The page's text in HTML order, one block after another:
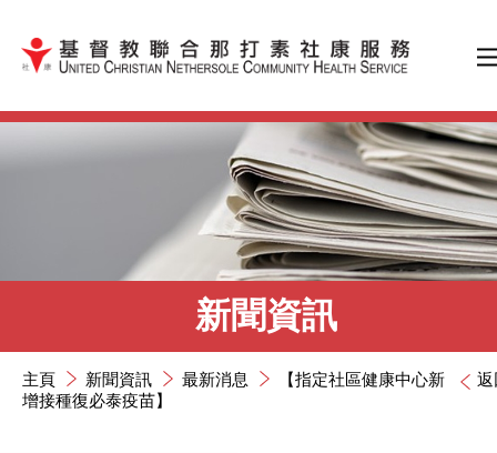
跳到內容（按輸入鍵）
新聞資訊
返
主頁 新聞資訊 最新消息
【指定社區健康中心新
增接種復必泰疫苗】